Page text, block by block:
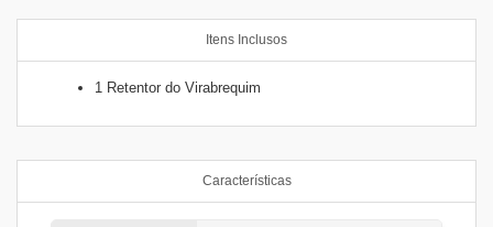
Itens Inclusos
1 Retentor do Virabrequim
Características